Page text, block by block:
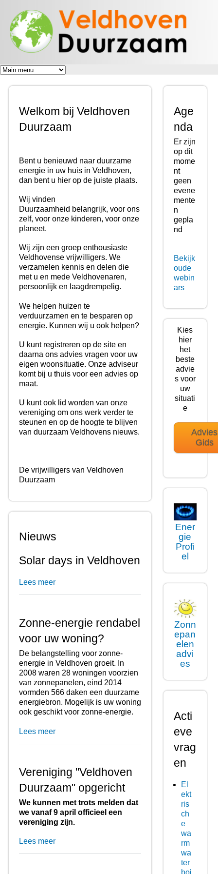
en naar
de inhoud
gaan
Veldhoven
Duurzaam
Energiek
naar de
toekomst
Welkom bij Veldhoven
Duurzaam
Bent u benieuwd naar duurzame
energie in uw huis in Veldhoven,
dan bent u hier op de juiste plaats.
Wij vinden
Duurzaamheid belangrijk, voor ons
zelf, voor onze kinderen, voor onze
planeet.
Wij zijn een groep enthousiaste
Veldhovense vrijwilligers. We
verzamelen kennis en delen die
met u en mede Veldhovenaren,
persoonlijk en laagdrempelig.
We helpen huizen te
verduurzamen en te besparen op
energie. Kunnen wij u ook helpen?
U kunt registreren op de site en
daarna ons advies vragen voor uw
eigen woonsituatie. Onze adviseur
komt bij u thuis voor een advies op
maat.
U kunt ook lid worden van onze
vereniging om ons werk verder te
steunen en op de hoogte te blijven
van duurzaam Veldhovens nieuws.
De vrijwilligers van Veldhoven
Duurzaam
Nieuws
Solar days in Veldhoven
Lees meer
Zonne-energie rendabel
voor uw woning?
De belangstelling voor zonne-
energie in Veldhoven groeit. In
2008 waren 28 woningen voorzien
van zonnepanelen, eind 2014
vormden 566 daken een duurzame
energiebron. Mogelijk is uw woning
ook geschikt voor zonne-energie.
Lees meer
Vereniging "Veldhoven
Duurzaam" opgericht
We kunnen met trots melden dat
we vanaf 9 april officieel een
vereniging zijn.
Lees meer
Age
nda
Er zijn
op dit
mome
nt
geen
evene
mente
n
gepla
nd
Bekijk
oude
webin
ars
Kies
hier
het
beste
advie
s voor
uw
situati
e
Advies
Gids
Ener
gie
Profi
el
Zonn
epan
elen
advi
es
Acti
eve
vrag
en
El
ekt
ris
ch
e
wa
rm
wa
ter
boi